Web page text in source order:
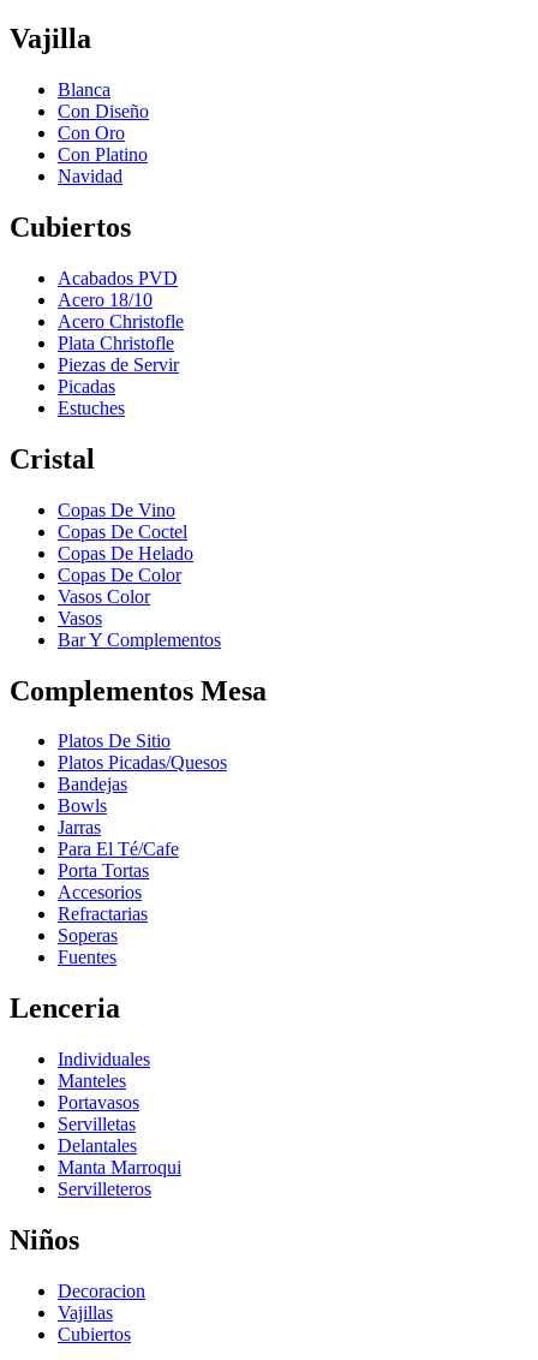
Vajilla
Blanca
Con Diseño
Con Oro
Con Platino
Navidad
Cubiertos
Acabados PVD
Acero 18/10
Acero Christofle
Plata Christofle
Piezas de Servir
Picadas
Estuches
Cristal
Copas De Vino
Copas De Coctel
Copas De Helado
Copas De Color
Vasos Color
Vasos
Bar Y Complementos
Complementos Mesa
Platos De Sitio
Platos Picadas/Quesos
Bandejas
Bowls
Jarras
Para El Té/Cafe
Porta Tortas
Accesorios
Refractarias
Soperas
Fuentes
Lenceria
Individuales
Manteles
Portavasos
Servilletas
Delantales
Manta Marroqui
Servilleteros
Niños
Decoracion
Vajillas
Cubiertos